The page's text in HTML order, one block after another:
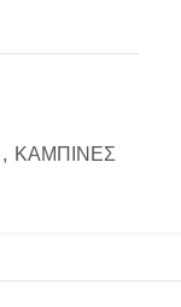
, ΚΑΜΠΙΝΕΣ